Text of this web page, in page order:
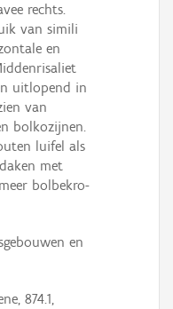
rechts.
van simili
en
uit­lo­pend in
van
bol­ko­zij­nen.
luifel als
met
bol­be­kro­
en
874.1,